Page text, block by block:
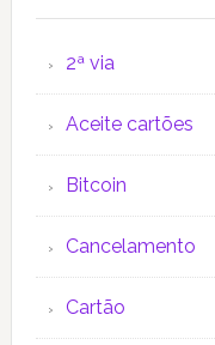
2ª via
Aceite cartões
Bitcoin
Cancelamento
Cartão